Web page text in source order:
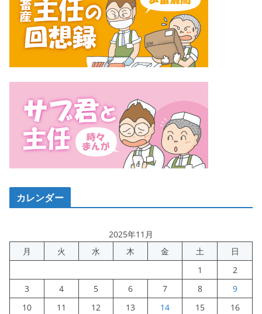
カレンダー
2025年11月
月
火 水 木 金 土
日
1
2
3
4 5 6 7 8
9
10
11 12 13 14 15
16